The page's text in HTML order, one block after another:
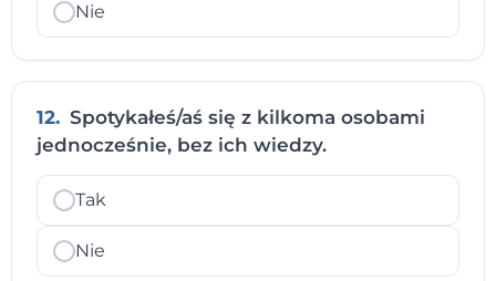
Nie
12. Spotykałeś/aś się z kilkoma osobami
jednocześnie, bez ich wiedzy.
Tak
Nie